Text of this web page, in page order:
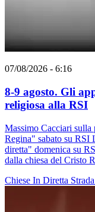
07/08/2026 - 6:16
8-9 agosto. Gli
religiosa alla RSI
Massimo Cacciari sulla
Regina" sabato su RSI
diretta" domenica su
dalla chiesa del Cristo
Chiese In Diretta